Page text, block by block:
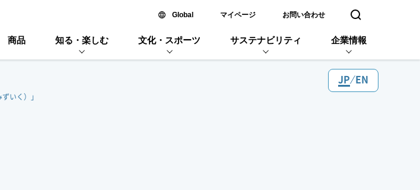
Global新しいウィンドウで開く
マイページ お問い合わせ 検索窓を開く
商品 知る・楽しむ 文化・スポーツ サステナビリティ 企業情報
JP EN
いく）」